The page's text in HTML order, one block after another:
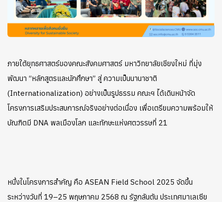
ภายใต้ยุทธศาสตร์ของคณะสังคมศาสตร์ มหาวิทยาลัยเชียงใหม่ ที่มุ่ง
พัฒนา “หลักสูตรและนักศึกษา” สู่ ความเป็นนานาชาติ
(Internationalization) อย่างเป็นรูปธรรม คณะฯ ได้เดินหน้าจัด
โครงการเสริมประสบการณ์จริงอย่างต่อเนื่อง เพื่อเตรียมความพร้อมให้
บัณฑิตมี DNA พลเมืองโลก และทักษะแห่งศตวรรษที่ 21
หนึ่งในโครงการสำคัญ คือ ASEAN Field School 2025 จัดขึ้น
ระหว่างวันที่ 19–25 พฤษภาคม 2568 ณ รัฐกลันตัน ประเทศมาเลเซีย